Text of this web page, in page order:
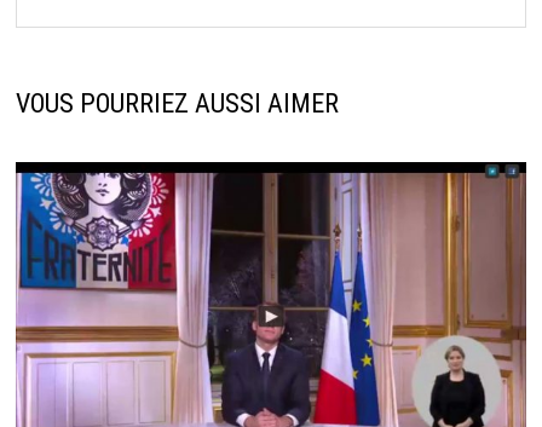
VOUS POURRIEZ AUSSI AIMER